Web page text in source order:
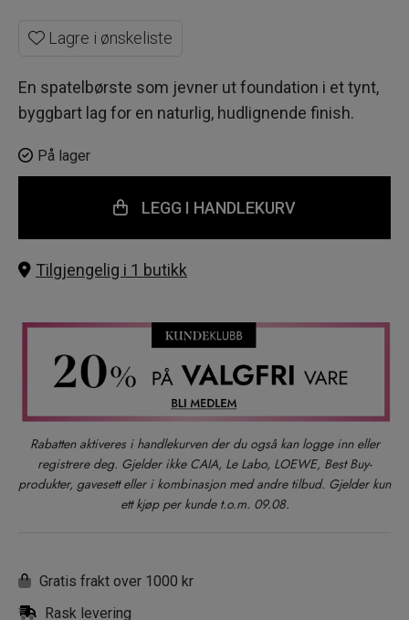
Lagre i ønskeliste
En spatelbørste som jevner ut foundation i et tynt,
byggbart lag for en naturlig, hudlignende finish.
På lager
LEGG I HANDLEKURV
Tilgjengelig i 1 butikk
Rabatten aktiveres i handlekurven der du også kan logge inn eller
registrere deg. Gjelder ikke CAIA, Le Labo, LOEWE, Best Buy-
produkter, gavesett eller i kombinasjon med andre tilbud. Gjelder kun
ett kjøp per kunde t.o.m. 09.08.
Gratis frakt over 1000 kr
Rask levering